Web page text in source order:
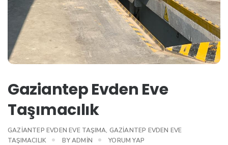
Gaziantep Evden Eve
Taşımacılık
GAZIANTEP EVDEN EVE TAŞIMA, GAZIANTEP EVDEN EVE
TAŞIMACILIK
BYADMIN YORUM YAP